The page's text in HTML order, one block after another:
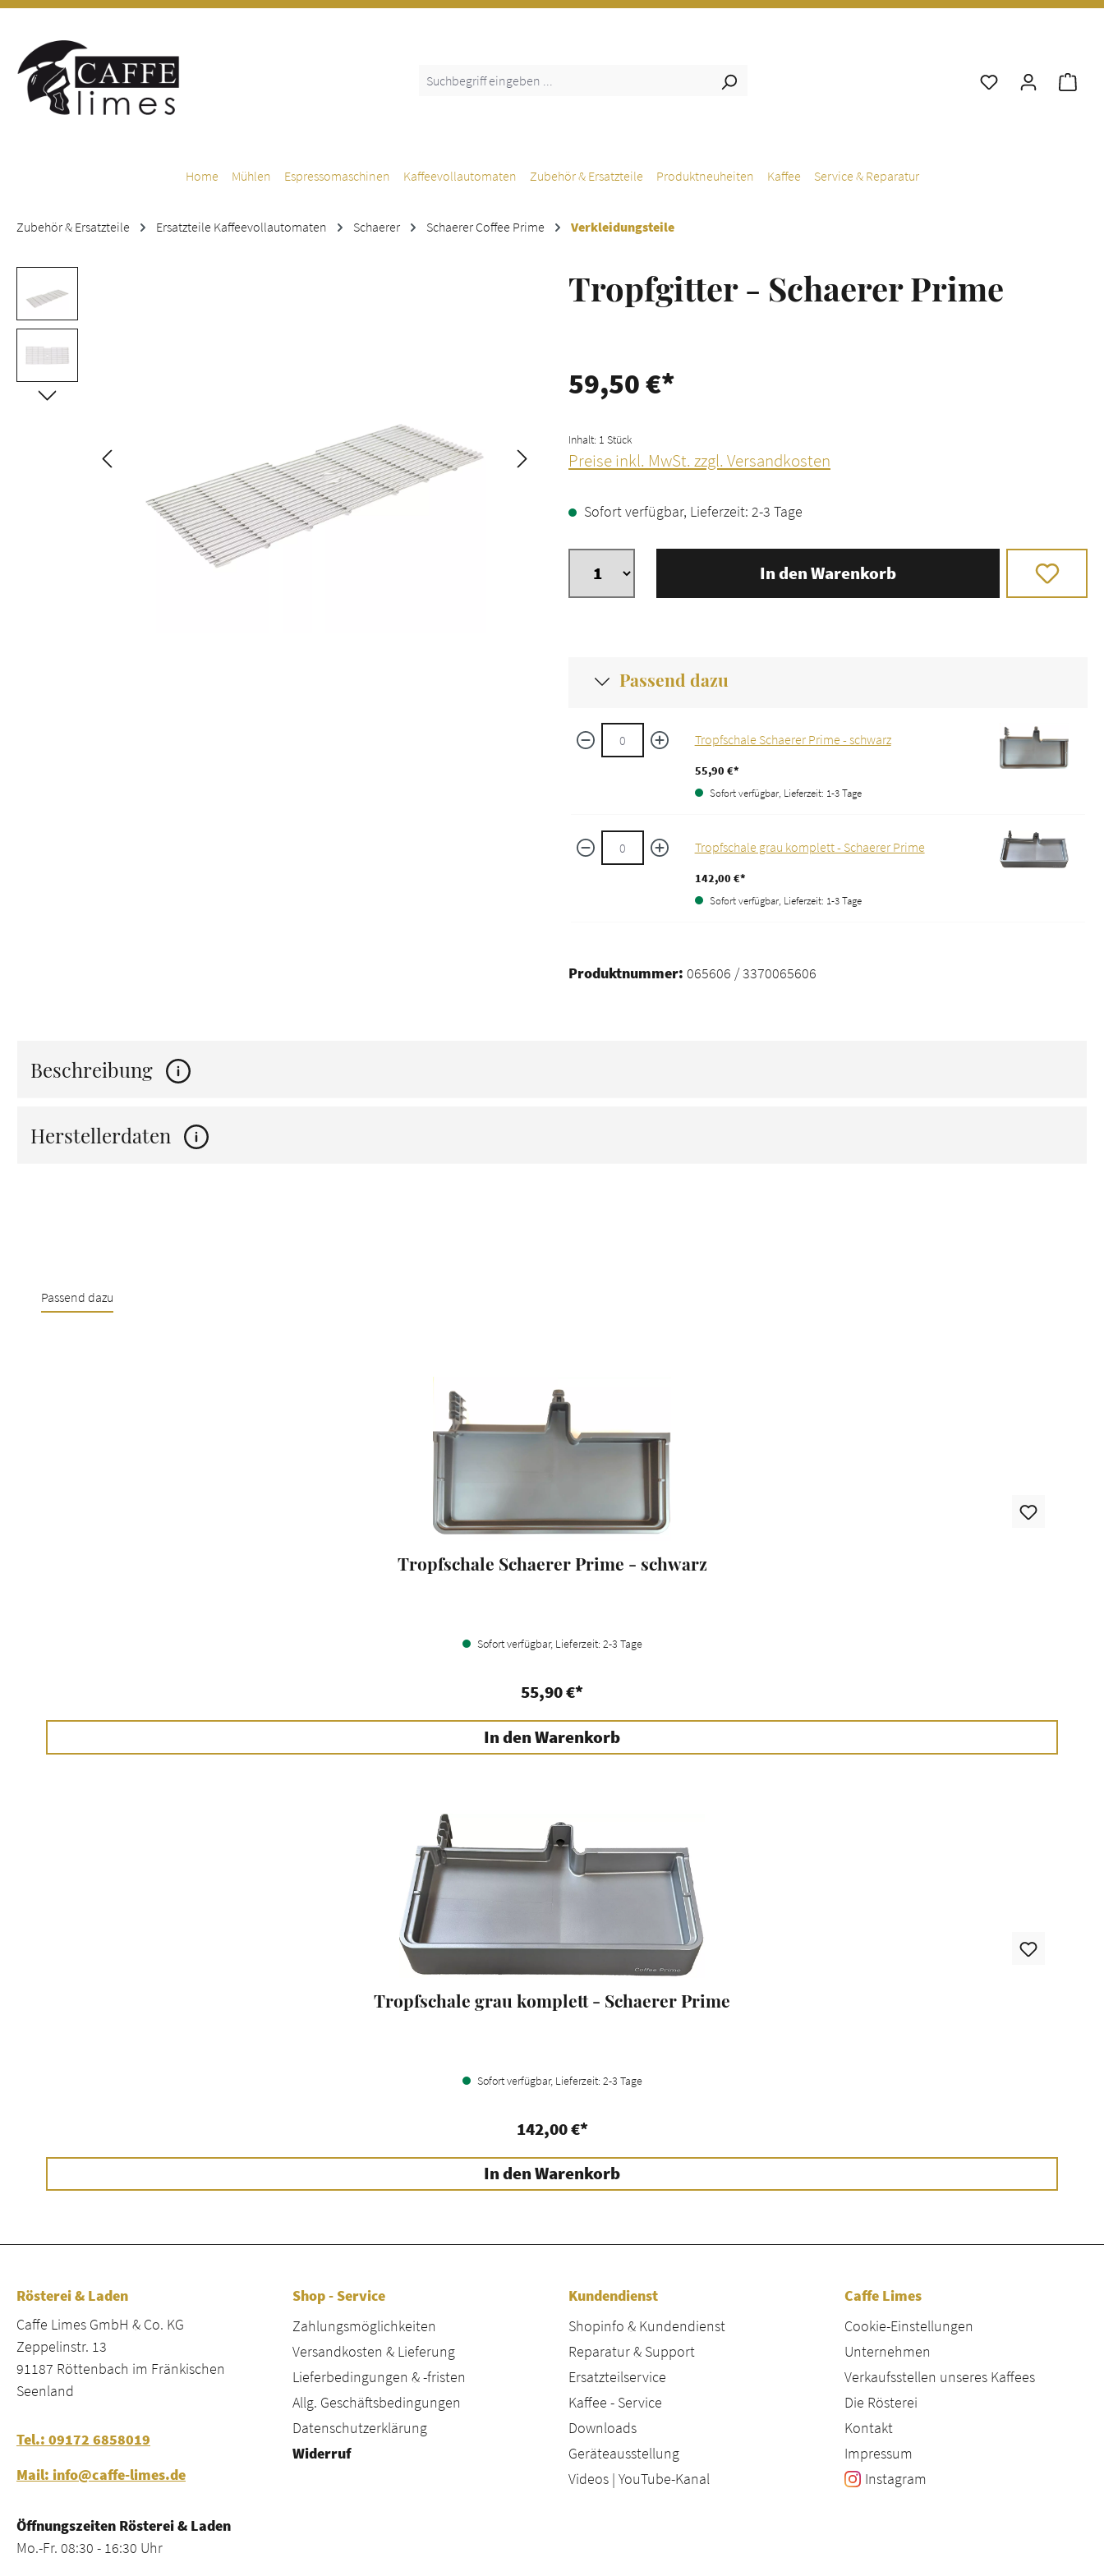
Home Mühlen Espressomaschinen Kaffeevollautomaten Zubehör & Ersatzteile Produktneuheiten Kaffee Service & Reparatur
Zubehör & Ersatzteile Ersatzteile Kaffeevollautomaten Schaerer Schaerer Coffee Prime Verkleidungsteile
Tropfgitter - Schaerer Prime
59,50 €*
Inhalt: 1 Stück
Preise inkl. MwSt. zzgl. Versandkosten
Sofort verfügbar, Lieferzeit: 2-3 Tage
In den Warenkorb
Passend dazu
Tropfschale Schaerer Prime - schwarz
55,90 €*
Sofort verfügbar, Lieferzeit: 1-3 Tage
Tropfschale grau komplett - Schaerer Prime
142,00 €*
Sofort verfügbar, Lieferzeit: 1-3 Tage
Produktnummer: 065606 / 3370065606
Beschreibung
Herstellerdaten
Passend dazu
Tropfschale Schaerer Prime - schwarz
Sofort verfügbar, Lieferzeit: 2-3 Tage
55,90 €*
In den Warenkorb
Tropfschale grau komplett - Schaerer Prime
Sofort verfügbar, Lieferzeit: 2-3 Tage
142,00 €*
In den Warenkorb
Rösterei & Laden
Caffe Limes GmbH & Co. KG
Zeppelinstr. 13
91187 Röttenbach im Fränkischen
Seenland
Tel.: 09172 6858019
Mail: info@caffe-limes.de
Öffnungszeiten Rösterei & Laden
Mo.-Fr. 08:30 - 16:30 Uhr
Shop - Service
Zahlungsmöglichkeiten
Versandkosten & Lieferung
Lieferbedingungen & -fristen
Allg. Geschäftsbedingungen
Datenschutzerklärung
Widerruf
Kundendienst
Shopinfo & Kundendienst
Reparatur & Support
Ersatzteilservice
Kaffee - Service
Downloads
Geräteausstellung
Videos | YouTube-Kanal
Caffe Limes
Cookie-Einstellungen
Unternehmen
Verkaufsstellen unseres Kaffees
Die Rösterei
Kontakt
Impressum
Instagram